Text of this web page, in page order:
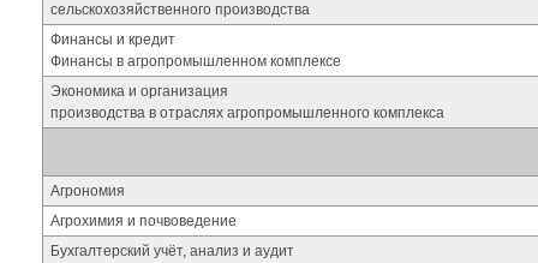
сельскохозяйственного производства
Финансы и кредит
Финансы в агропромышленном комплексе
Экономика и организация
производства в отраслях агропромышленного комплекса
Агрономия
Агрохимия и почвоведение
Бухгалтерский учёт, анализ и аудит